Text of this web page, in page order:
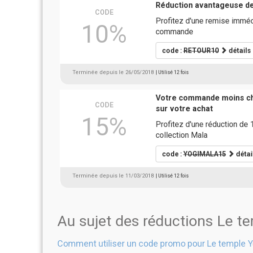
CODE
10%
Réduction avantageuse
Profitez d'une remise
commande
code :RETOUR10 détails
Terminée depuis le 26/05/2018 | Utilisé 12 fois
CODE
15%
Votre commande moins
sur votre achat
Profitez d'une réduction de
collection Mala
code :YOGIMALA15
Terminée depuis le 11/03/2018 | Utilisé 12 fois
Au sujet des réductions Le
Comment utiliser un code promo pour Le temple